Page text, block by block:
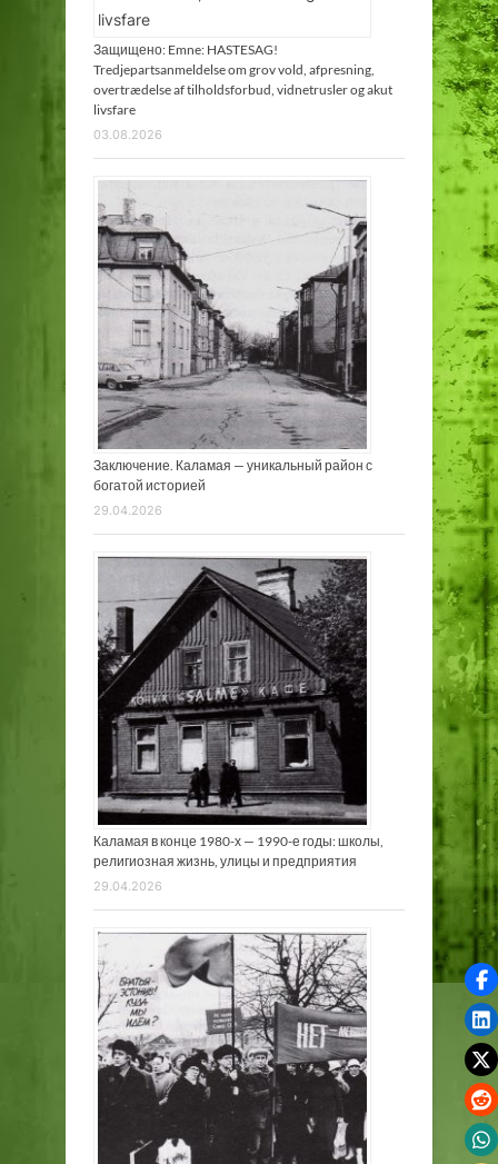
Защищено: Emne: HASTESAG!
Tredjepartsanmeldelse om grov vold, afpresning,
overtrædelse af tilholdsforbud, vidnetrusler og akut
livsfare
03.08.2026
Заключение. Каламая — уникальный район с
богатой историей
29.04.2026
Каламая в конце 1980-х — 1990-е годы: школы,
религиозная жизнь, улицы и предприятия
29.04.2026